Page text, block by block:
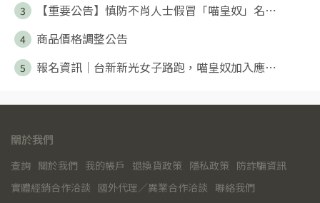
3 【重要公告】慎防不肖人士假冒「喵皇奴」名⋯
4 商品價格調整公告
5 報名資訊｜台新新光女子路跑，喵皇奴加入應⋯
關於我們
查詢 關於我們 我的帳戶 退換貨政策 隱私政策 防詐騙資訊
實體經銷合作洽談 國外代理／異業合作洽談 聯絡我們